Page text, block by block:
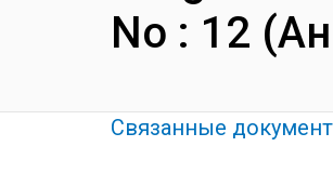
No : 12
Связанные